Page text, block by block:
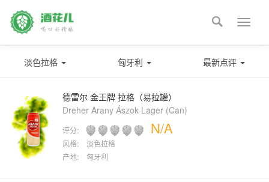
Toggle

淡色拉格 匈牙利 最新点评
德雷尔 金王牌 拉格（易拉罐）
Dreher Arany Ászok Lager (Can)
评分: N/A
风格:
淡色拉格
产地:
匈牙利